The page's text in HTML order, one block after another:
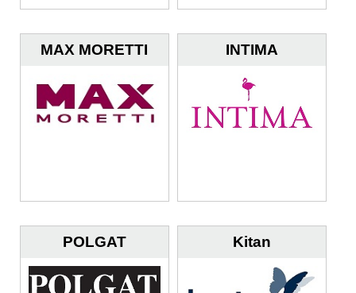
INTIMA
MAX MORETTI
Kitan
POLGAT